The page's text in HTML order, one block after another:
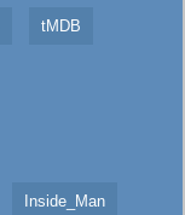
tMDB
Inside_Man